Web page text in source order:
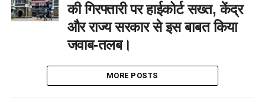
की गिरफ्तारी पर हाईकोर्ट सख्त, केंद्र
और राज्य सरकार से इस बाबत किया
जवाब-तलब।
MORE POSTS